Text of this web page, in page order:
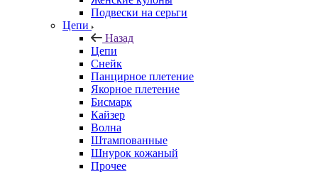
Подвески на серьги
Цепи
Назад
Цепи
Снейк
Панцирное плетение
Якорное плетение
Бисмарк
Кайзер
Волна
Штампованные
Шнурок кожаный
Прочее